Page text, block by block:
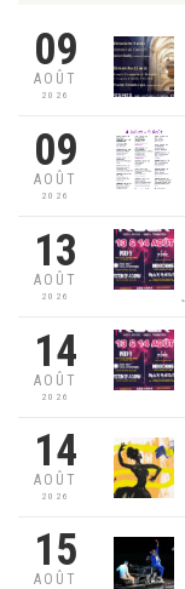
09
AOÛT
2026
09
AOÛT
2026
13
AOÛT
2026
14
AOÛT
2026
14
AOÛT
2026
15
AOÛT